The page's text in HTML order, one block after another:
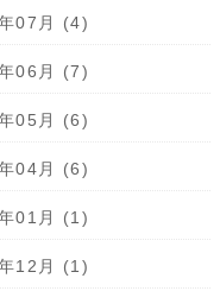
07月 (4)
06月 (7)
05月 (6)
04月 (6)
01月 (1)
12月 (1)